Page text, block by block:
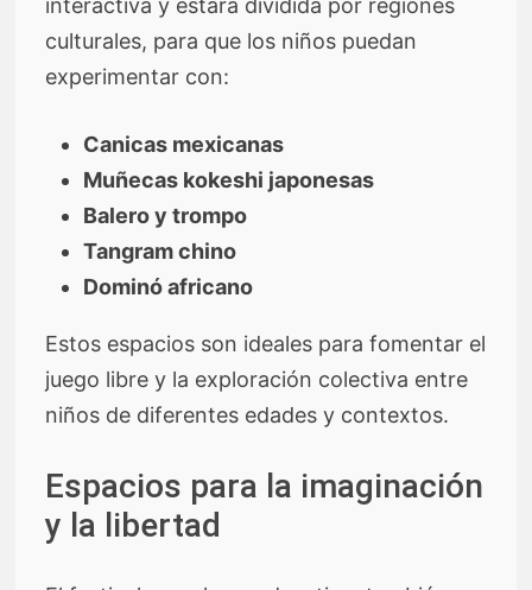
interactiva y estará dividida por regiones
culturales, para que los niños puedan
experimentar con:
Canicas mexicanas
Muñecas kokeshi japonesas
Balero y trompo
Tangram chino
Dominó africano
Estos espacios son ideales para fomentar el
juego libre y la exploración colectiva entre
niños de diferentes edades y contextos.
Espacios para la imaginación
y la libertad